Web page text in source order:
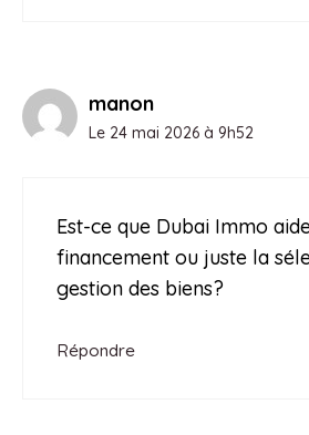
manon
Le 24 mai 2026 à 9h52
Est-ce que Dubai Immo
financement ou juste la
gestion des biens?
Répondre